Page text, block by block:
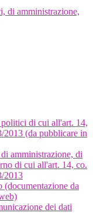
di amministrazione,
di cui all'art. 14,
2013 (da pubblicare in
amministrazione, di
di cui all'art. 14, co.
2013
(documentazione da
dei dati